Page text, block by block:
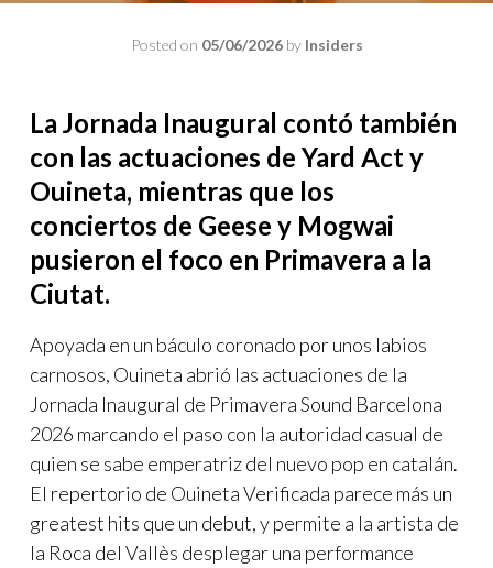
Posted on 05/06/2026by Insiders
La Jornada Inaugural contó también
con las actuaciones de Yard Act y
Ouineta, mientras que los
conciertos de Geese y Mogwai
pusieron el foco en Primavera a la
Ciutat.
Apoyada en un báculo coronado por unos labios
carnosos, Ouineta abrió las actuaciones de la
Jornada Inaugural de Primavera Sound Barcelona
2026 marcando el paso con la autoridad casual de
quien se sabe emperatriz del nuevo pop en catalán.
El repertorio de Ouineta Verificada parece más un
greatest hits que un debut, y permite a la artista de
la Roca del Vallès desplegar una performance